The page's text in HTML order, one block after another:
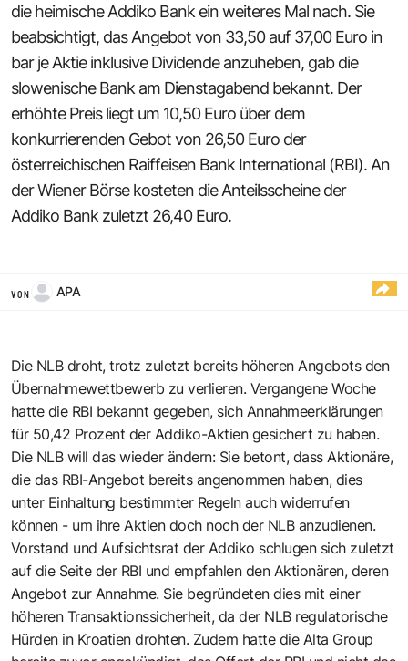
die heimische Addiko Bank ein weiteres Mal nach. Sie
beabsichtigt, das Angebot von 33,50 auf 37,00 Euro in
bar je Aktie inklusive Dividende anzuheben, gab die
slowenische Bank am Dienstagabend bekannt. Der
erhöhte Preis liegt um 10,50 Euro über dem
konkurrierenden Gebot von 26,50 Euro der
österreichischen Raiffeisen Bank International (RBI). An
der Wiener Börse kosteten die Anteilsscheine der
Addiko Bank zuletzt 26,40 Euro.
VON APA
Die NLB droht, trotz zuletzt bereits höheren Angebots den
Übernahmewettbewerb zu verlieren. Vergangene Woche
hatte die RBI bekannt gegeben, sich Annahmeerklärungen
für 50,42 Prozent der Addiko-Aktien gesichert zu haben.
Die NLB will das wieder ändern: Sie betont, dass Aktionäre,
die das RBI-Angebot bereits angenommen haben, dies
unter Einhaltung bestimmter Regeln auch widerrufen
können - um ihre Aktien doch noch der NLB anzudienen.
Vorstand und Aufsichtsrat der Addiko schlugen sich zuletzt
auf die Seite der RBI und empfahlen den Aktionären, deren
Angebot zur Annahme. Sie begründeten dies mit einer
höheren Transaktionssicherheit, da der NLB regulatorische
Hürden in Kroatien drohten. Zudem hatte die Alta Group